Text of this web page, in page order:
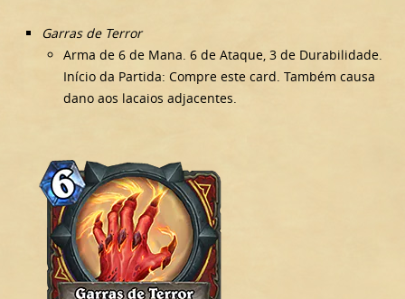
Garras de Terror
Arma de 6 de Mana. 6 de Ataque, 3 de Durabilidade.
Início da Partida: Compre este card. Também causa
dano aos lacaios adjacentes.